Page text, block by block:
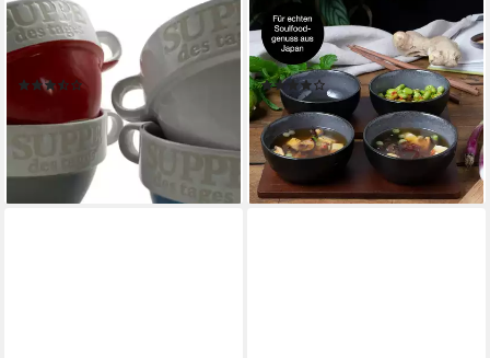
RIYASHOP
Suppenschüssel
Suppenschüssel
(0,23 €/ 1 Stk)
lieferbar - in 6-8 Werktagen bei dir
MORITZ & MORITZ
Suppenschüssel VIDA Miso
Schalen Anthrazit
(5)
24,99 €
(6,25 €/ 1 Stk)
lieferbar - in 3-4 Werktagen bei dir